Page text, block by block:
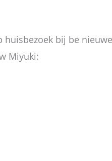
huisbezoek bij be
Miyuki: